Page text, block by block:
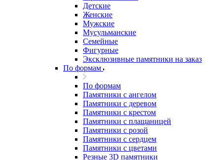
Детские
Женские
Мужские
Мусульманские
Семейные
Фигурные
Эксклюзивные памятники на заказ
По формам
По формам
Памятники с ангелом
Памятники с деревом
Памятники с крестом
Памятники с плащаницей
Памятники с розой
Памятники с сердцем
Памятники с цветами
Резные 3D памятники